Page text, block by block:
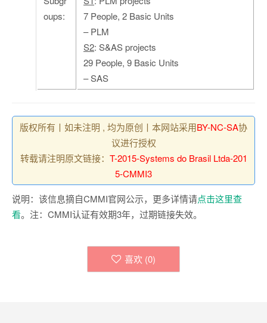
oups:
7 People, 2 Basic Units
– PLM
S2: S&AS projects
29 People, 9 Basic Units
– SAS
版权所有丨如未注明 , 均为原创丨本网站采用BY-NC-SA协
议进行授权
转载请注明原文链接： T-2015-Systems do Brasil Ltda-201
5-CMMI3
说明：该信息摘自CMMI官网公示，更多详情请点击这里查
看。注：CMMI认证有效期3年，过期链接失效。
喜欢 (0)